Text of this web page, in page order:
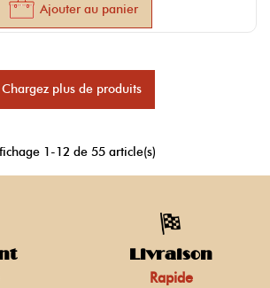
Ajouter au panier
Chargez plus de produits
1-12 de 55 article(s)
Livraison
Rapide